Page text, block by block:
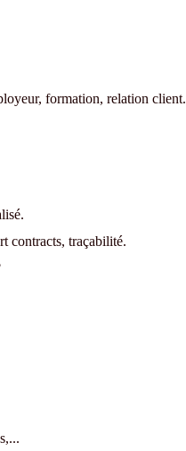
formation, relation client.
contracts, traçabilité.